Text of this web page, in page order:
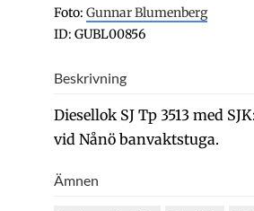
Foto: Gunnar Blumenberg
ID: GUBL00856
Beskrivning
Diesellok SJ Tp 3513 med
vid Nånö banvaktstuga.
Ämnen